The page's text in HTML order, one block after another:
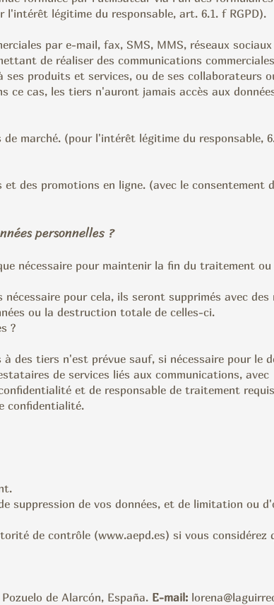
légitime du responsable, art. 6.1. f RGPD).
par e-mail, fax, SMS, MMS, réseaux
de réaliser des communications
produits et services, ou de ses collaborateurs
ce cas, les tiers n'auront jamais accès aux
marché. (pour l'intérêt légitime du responsable,
des promotions en ligne. (avec le consentement
personnelles ?
nécessaire pour maintenir la fin du traitement
pour cela, ils seront supprimés avec des
ou la destruction totale de celles-ci.
?
des tiers n'est prévue sauf, si nécessaire pour le
de services liés aux communications, avec
et de responsable de traitement requis
confidentialité.
suppression de vos données, et de limitation ou
de contrôle (www.aepd.es) si vous considérez
de Alarcón, España. E-mail: